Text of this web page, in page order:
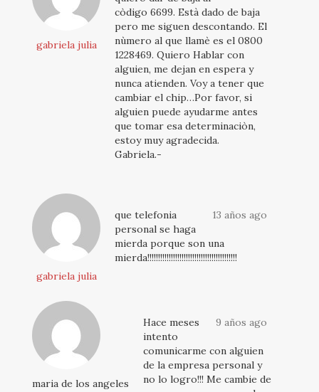
gabriela julia
còdigo 6699. Està dado de baja
pero me siguen descontando. El
nùmero al que llamè es el 0800
1228469. Quiero Hablar con
alguien, me dejan en espera y
nunca atienden. Voy a tener que
cambiar el chip…Por favor, si
alguien puede ayudarme antes
que tomar esa determinaciòn,
estoy muy agradecida.
Gabriela.-
gabriela julia
13 años ago
que telefonia
personal se haga
mierda porque son una
mierda!!!!!!!!!!!!!!!!!!!!!!!!!!!!!!!!!!!!!!!!!!
maria de los angeles
9 años ago
Hace meses
intento
comunicarme con alguien
de la empresa personal y
no lo logro!!! Me cambie de